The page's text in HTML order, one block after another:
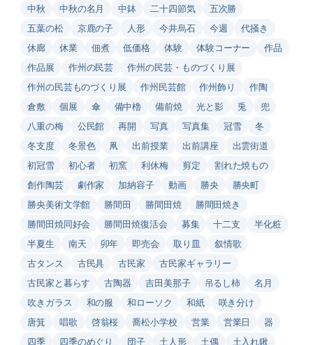
中秋
中秋の名月 中鉢 二十四節気
五次勝
五葉の松
京鹿の子 人形 今井烏石 今週
代掻き
休廊
休業 佃煮 低価格 体験 体験コーナー
作品
作品展
作州の民芸
作州の民芸・ものづくり展
作州の民芸ものづくり展
作州民芸館 作州飾り
作陶
倉敷
個展 傘 備中櫓 備前焼 光と影 兎
兜
八重の梅
公民館 再開 写真 写真集 冠雪
冬
冬支度
冬景色 凧 出前授業 出前講座
出雲街道
初冠雪
初心者 初窯 利休梅 剪定
割れた焼もの
創作陶芸
劇作家 加納容子 動画 勝央
勝央町
勝央美術文学館
勝間田 勝間田焼
勝間田焼き
勝間田焼同好会
勝間田焼復活会 募集 十二支
半化粧
半夏生
南天 卯年 即売会 取り皿
叙情歌
古タンス
古民具 古民家
古民家ギャラリー
古民家と暮らす
古陶器 吉田美那子 吊るし柿
名月
吹きガラス
和の服 和ローソク 和紙
咲き分け
唐箕
唱歌 啓翁桜 喬松小学校 営業 営業日
器
四季
四季のめぐり 団子 土人形 土偶
土入れ鍬